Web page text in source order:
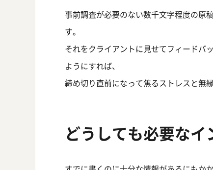
事前調査が必要のない数千文字程度の原
す。
それをクライアントに見せてフィードバ
ようにすれば、
締め切り直前になって焦るストレスと無
どうしても必要な